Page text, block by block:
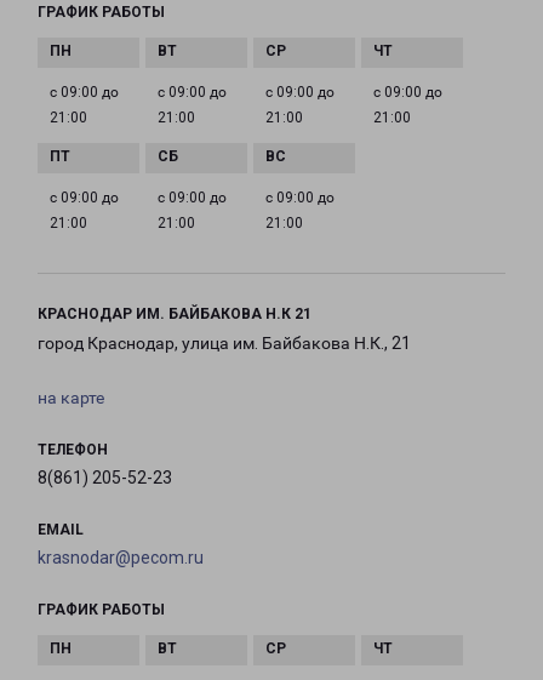
ГРАФИК РАБОТЫ
с 09:00 до
21:00
с 09:00 до
21:00
с 09:00 до
21:00
с 09:00 до
21:00
с 09:00 до
21:00
с 09:00 до
21:00
с 09:00 до
21:00
КРАСНОДАР ИМ. БАЙБАКОВА Н.К 21
город Краснодар, улица им. Байбакова Н.К., 21
на карте
ТЕЛЕФОН
8(861) 205-52-23
EMAIL
krasnodar@pecom.ru
ГРАФИК РАБОТЫ